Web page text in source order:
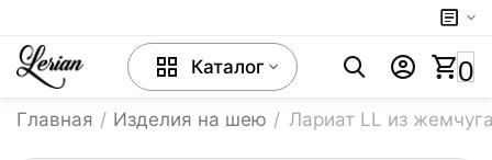
Каталог 0
Главная / Изделия на шею / Лариат LL из